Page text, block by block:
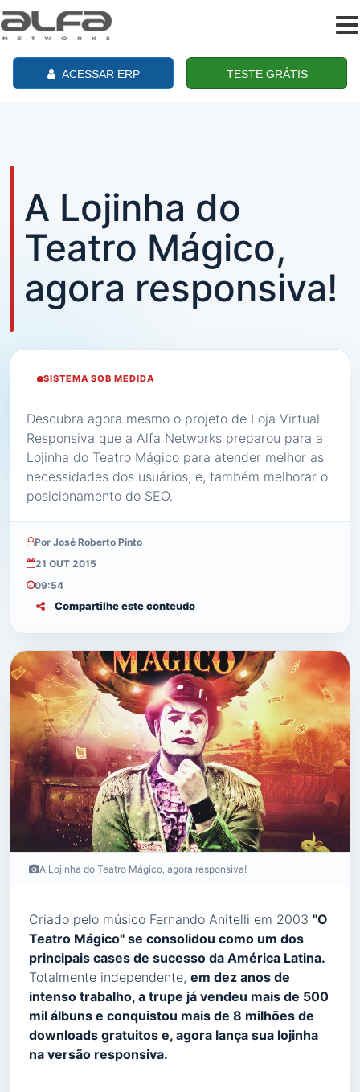
ACESSAR ERP TESTE GRÁTIS
A Lojinha do
Teatro Mágico,
agora responsiva!
SISTEMA SOB MEDIDA
Descubra agora mesmo o projeto de Loja Virtual
Responsiva que a Alfa Networks preparou para a
Lojinha do Teatro Mágico para atender melhor as
necessidades dos usuários, e, também melhorar o
posicionamento do SEO.
Por José Roberto Pinto
21 OUT 2015
09:54
Compartilhe este conteudo
A Lojinha do Teatro Mágico, agora responsiva!
Criado pelo músico Fernando Anitelli em 2003 "O
Teatro Mágico" se consolidou como um dos
principais cases de sucesso da América Latina.
Totalmente independente, em dez anos de
intenso trabalho, a trupe já vendeu mais de 500
mil álbuns e conquistou mais de 8 milhões de
downloads gratuitos e, agora lança sua lojinha
na versão responsiva.